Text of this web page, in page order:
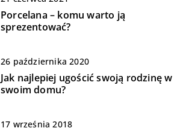
Porcelana – komu warto ją
sprezentować?
26 października 2020
Jak najlepiej ugościć swoją rodzinę w
swoim domu?
17 września 2018